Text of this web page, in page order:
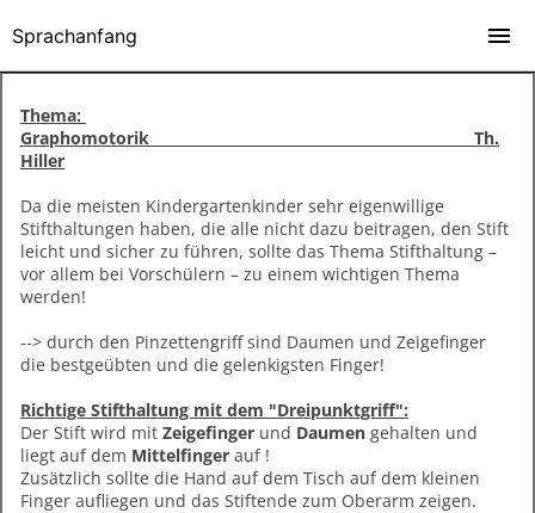
Thema:
Graphomotorik Th.
Hiller
Da die meisten Kindergartenkinder sehr eigenwillige
Stifthaltungen haben, die alle nicht dazu beitragen, den Stift
leicht und sicher zu führen, sollte das Thema Stifthaltung –
vor allem bei Vorschülern – zu einem wichtigen Thema
werden!
--> durch den Pinzettengriff sind Daumen und Zeigefinger
die bestgeübten und die gelenkigsten Finger!
Richtige Stifthaltung mit dem "Dreipunktgriff":
Der Stift wird mit Zeigefinger und Daumen gehalten und
liegt auf dem Mittelfinger auf !
Zusätzlich sollte die Hand auf dem Tisch auf dem kleinen
Finger aufliegen und das Stiftende zum Oberarm zeigen.
Sprachanfang